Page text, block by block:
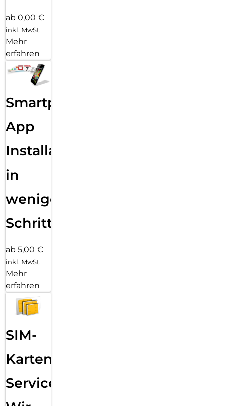
ab 0,00 €
inkl. MwSt.
Mehr
erfahren
Smartphone
App
Installation
in
wenigen
Schritten
ab 5,00 €
inkl. MwSt.
Mehr
erfahren
SIM-
Karten
Service: